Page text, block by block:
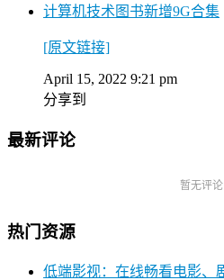
计算机技术图书新增9G合集
[原文链接]
April 15, 2022 9:21 pm
分享到
最新评论
暂无评论
热门资源
低端影视：在线畅看电影、